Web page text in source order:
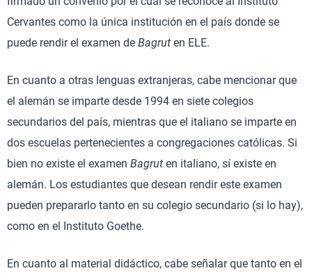
Cervantes como la única institución en el país donde se
puede rendir el examen de Bagrut en ELE.
En cuanto a otras lenguas extranjeras, cabe mencionar que
el alemán se imparte desde 1994 en siete colegios
secundarios del país, mientras que el italiano se imparte en
dos escuelas pertenecientes a congregaciones católicas. Si
bien no existe el examen Bagrut en italiano, sí existe en
alemán. Los estudiantes que desean rendir este examen
pueden prepararlo tanto en su colegio secundario (si lo hay),
como en el Instituto Goethe.
En cuanto al material didáctico, cabe señalar que tanto en el